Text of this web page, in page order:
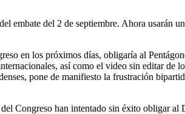
embate del 2 de septiembre. Ahora usarán
en los próximos días, obligaría al
así como el video sin editar de
pone de manifiesto la frustración
Congreso han intentado sin éxito obligar